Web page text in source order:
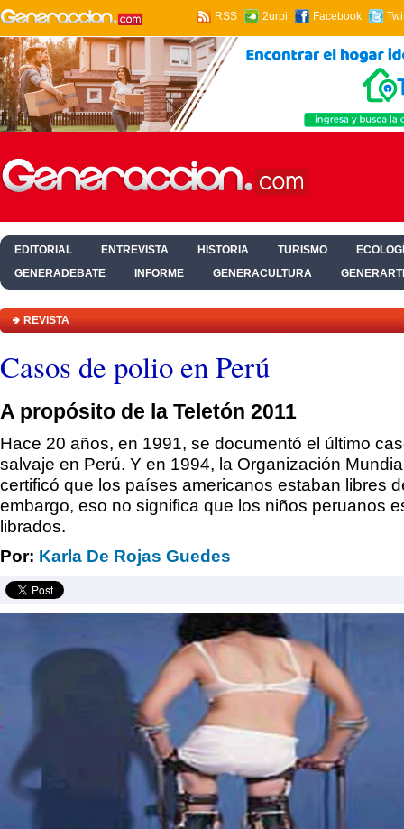
RSS 2urpi Facebook
EDITORIAL ENTREVISTA HISTORIA TURISMO
GENERADEBATE
INFORME GENERACULTURA
REVISTA
Casos de polio en Perú
A propósito de la Teletón 2011
Hace 20 años, en 1991, se documentó el último
salvaje en Perú. Y en 1994, la Organización
certificó que los países americanos estaban libres
embargo, eso no significa que los niños peruanos
librados.
Por: Karla De Rojas Guedes